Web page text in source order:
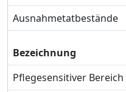
Ausnahmetatbestände
Bezeichnung
Pflegesensitiver Bereich